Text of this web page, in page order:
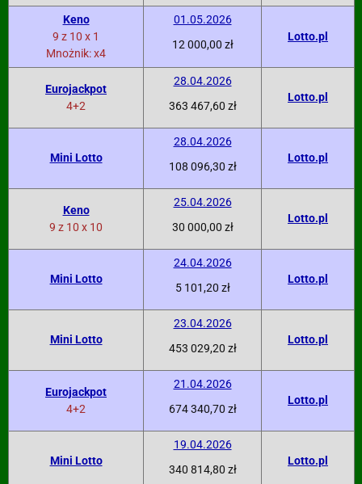
Keno
9 z 10 x 1
Mnożnik: x4
01.05.2026
12 000,00 zł
Lotto.pl
Eurojackpot
4+2
28.04.2026
363 467,60 zł
Lotto.pl
Mini Lotto
28.04.2026
108 096,30 zł
Lotto.pl
Keno
9 z 10 x 10
25.04.2026
30 000,00 zł
Lotto.pl
Mini Lotto
24.04.2026
5 101,20 zł
Lotto.pl
Mini Lotto
23.04.2026
453 029,20 zł
Lotto.pl
Eurojackpot
4+2
21.04.2026
674 340,70 zł
Lotto.pl
Mini Lotto
19.04.2026
340 814,80 zł
Lotto.pl